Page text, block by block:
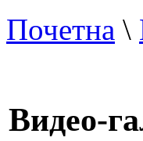
Почетна \
Видео-